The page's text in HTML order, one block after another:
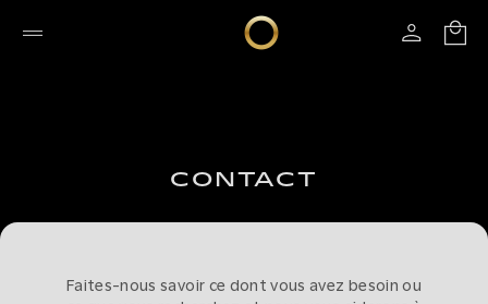
CONTACT
Faites-nous savoir ce dont vous avez besoin ou